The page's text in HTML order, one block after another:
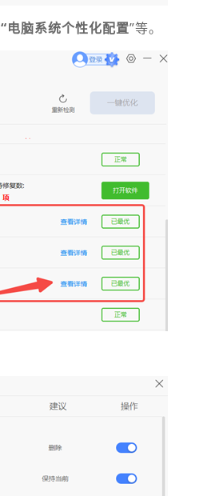
“电脑系统个性化配置”等。